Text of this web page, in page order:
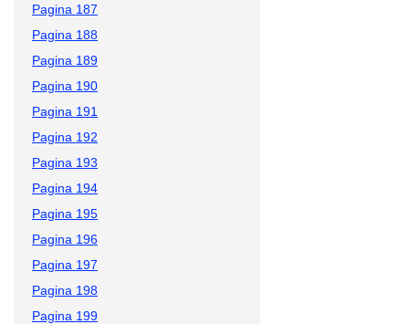
Pagina 187
Pagina 188
Pagina 189
Pagina 190
Pagina 191
Pagina 192
Pagina 193
Pagina 194
Pagina 195
Pagina 196
Pagina 197
Pagina 198
Pagina 199